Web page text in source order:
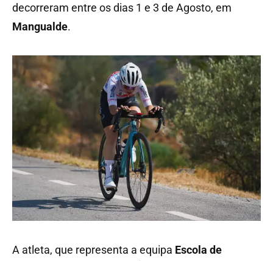
decorreram entre os dias 1 e 3 de Agosto, em
Mangualde.
A atleta, que representa a equipa Escola de